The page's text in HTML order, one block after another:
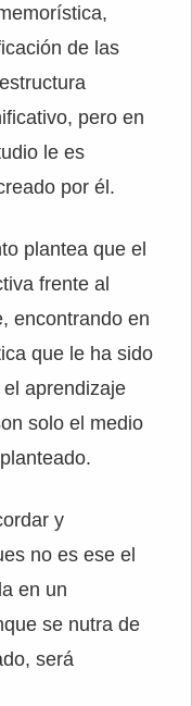
de las
pero en
le es
por él.
plantea que el
frente al
encontrando en
que le ha sido
aprendizaje
solo el medio
y
no es ese el
en un
se nutra de
será